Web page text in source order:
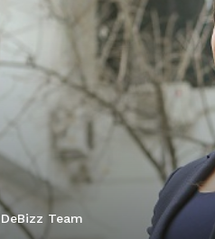
DeBizz Team